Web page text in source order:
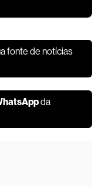
fonte de notícias
da